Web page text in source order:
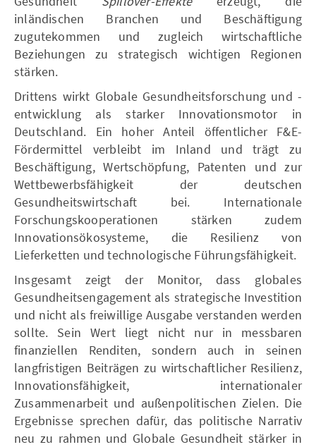
inländischen Branchen und Beschäftigung
zugutekommen und zugleich wirtschaftliche
Beziehungen zu strategisch wichtigen Regionen
stärken.
Drittens wirkt Globale Gesundheitsforschung und -
entwicklung als starker Innovationsmotor in
Deutschland. Ein hoher Anteil öffentlicher F&E-
Fördermittel verbleibt im Inland und trägt zu
Beschäftigung, Wertschöpfung, Patenten und zur
Wettbewerbsfähigkeit der deutschen
Gesundheitswirtschaft bei. Internationale
Forschungskooperationen stärken zudem
Innovationsökosysteme, die Resilienz von
Lieferketten und technologische Führungsfähigkeit.
Insgesamt zeigt der Monitor, dass globales
Gesundheitsengagement als strategische Investition
und nicht als freiwillige Ausgabe verstanden werden
sollte. Sein Wert liegt nicht nur in messbaren
finanziellen Renditen, sondern auch in seinen
langfristigen Beiträgen zu wirtschaftlicher Resilienz,
Innovationsfähigkeit, internationaler
Zusammenarbeit und außenpolitischen Zielen. Die
Ergebnisse sprechen dafür, das politische Narrativ
neu zu rahmen und Globale Gesundheit stärker in